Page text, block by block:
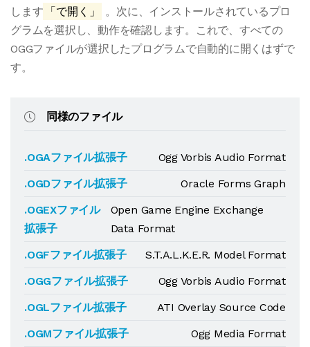
します
「で開く」
。次に、インストールされているプロ
グラムを選択し、動作を確認します。これで、すべての
OGGファイルが選択したプログラムで自動的に開くはずで
す。
同様のファイル
.OGAファイル拡張子
Ogg Vorbis Audio Format
.OGDファイル拡張子
Oracle Forms Graph
.OGEXファイル
拡張子
Open Game Engine Exchange
Data Format
.OGFファイル拡張子
S.T.A.L.K.E.R. Model Format
.OGGファイル拡張子
Ogg Vorbis Audio Format
.OGLファイル拡張子
ATI Overlay Source Code
.OGMファイル拡張子
Ogg Media Format